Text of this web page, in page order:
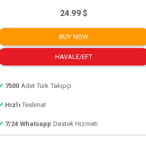
24.99 $
BUY NOW
HAVALE/EFT
7500 Adet Türk Takipçi
Hızlı Teslimat
7/24 Whatsapp Destek Hizmeti